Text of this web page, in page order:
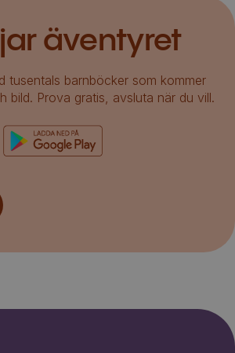
äventyret
tusentals barnböcker som kommer
bild. Prova gratis, avsluta när du vill.